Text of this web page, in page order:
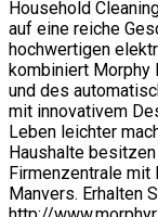
Household
auf eine reiche
hochwertigen
kombiniert Morphy
und des
mit innovativem
Leben leichter
Haushalte
Firmenzentrale
Manvers. Erhalten